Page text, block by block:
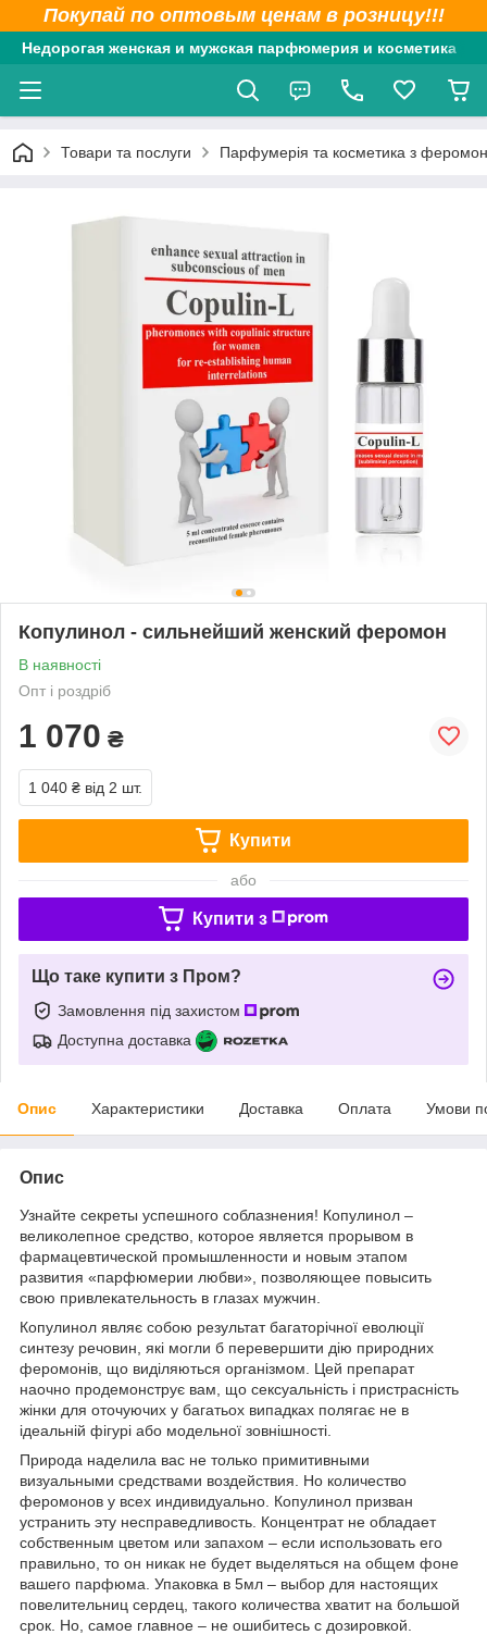
Покупай по оптовым ценам в розницу!!!
Недорогая женская и мужская парфюмерия и косметика
Товари та послуги Парфумерія та косметика з
Копулинол - сильнейший женский феромон
В наявності
Опт і роздріб
1 070 ₴
1 040 ₴ від 2 шт.
Купити
або
Купити з
Що таке купити з Пром?
Замовлення під захистом
Доступна доставка
Опис Характеристики Доставка Оплата Умови
Опис
Узнайте секреты успешного соблазнения! Копулинол –
великолепное средство, которое является прорывом в
фармацевтической промышленности и новым этапом
развития «парфюмерии любви», позволяющее повысить
свою привлекательность в глазах мужчин.
Копулинол являє собою результат багаторічної еволюції
синтезу речовин, які могли б перевершити дію природних
феромонів, що виділяються організмом. Цей препарат
наочно продемонструє вам, що сексуальність і пристрасність
жінки для оточуючих у багатьох випадках полягає не в
ідеальній фігурі або модельної зовнішності.
Природа наделила вас не только примитивными
визуальными средствами воздействия. Но количество
феромонов у всех индивидуально. Копулинол призван
устранить эту несправедливость. Концентрат не обладает
собственным цветом или запахом – если использовать его
правильно, то он никак не будет выделяться на общем фоне
вашего парфюма. Упаковка в 5мл – выбор для настоящих
повелительниц сердец, такого количества хватит на большой
срок. Но, самое главное – не ошибитесь с дозировкой.